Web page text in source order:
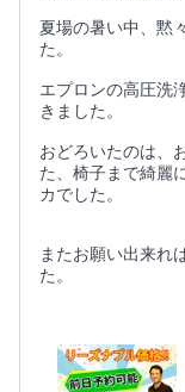
夏場の暑い中、黙
た。
エプロンの高圧洗
きました。
おどろいたのは、
た、椅子まで綺麗
カでした。
またお願い出来れ
た。